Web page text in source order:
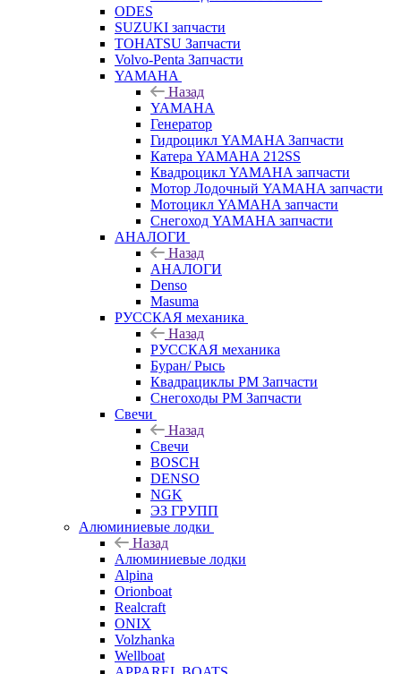
ODES
SUZUKI запчасти
TOHATSU Запчасти
Volvo-Penta Запчасти
YAMAHA
Назад
YAMAHA
Генератор
Гидроцикл YAMAHA Запчасти
Катера YAMAHA 212SS
Квадроцикл YAMAHA запчасти
Мотор Лодочный YAMAHA запчасти
Мотоцикл YAMAHA запчасти
Снегоход YAMAHA запчасти
АНАЛОГИ
Назад
АНАЛОГИ
Denso
Masuma
РУССКАЯ механика
Назад
РУССКАЯ механика
Буран/ Рысь
Квадрациклы РМ Запчасти
Снегоходы РМ Запчасти
Свечи
Назад
Свечи
BOSCH
DENSO
NGK
ЭЗ ГРУПП
Алюминиевые лодки
Назад
Алюминиевые лодки
Alpina
Orionboat
Realcraft
ONIX
Volzhanka
Wellboat